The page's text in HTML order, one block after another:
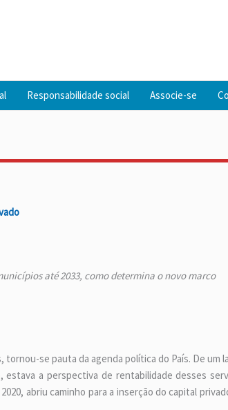
Responsabilidade social Associe-se
até 2033, como determina o novo marco
se pauta da agenda política do País. De um
a perspectiva de rentabilidade desses
abriu caminho para a inserção do capital